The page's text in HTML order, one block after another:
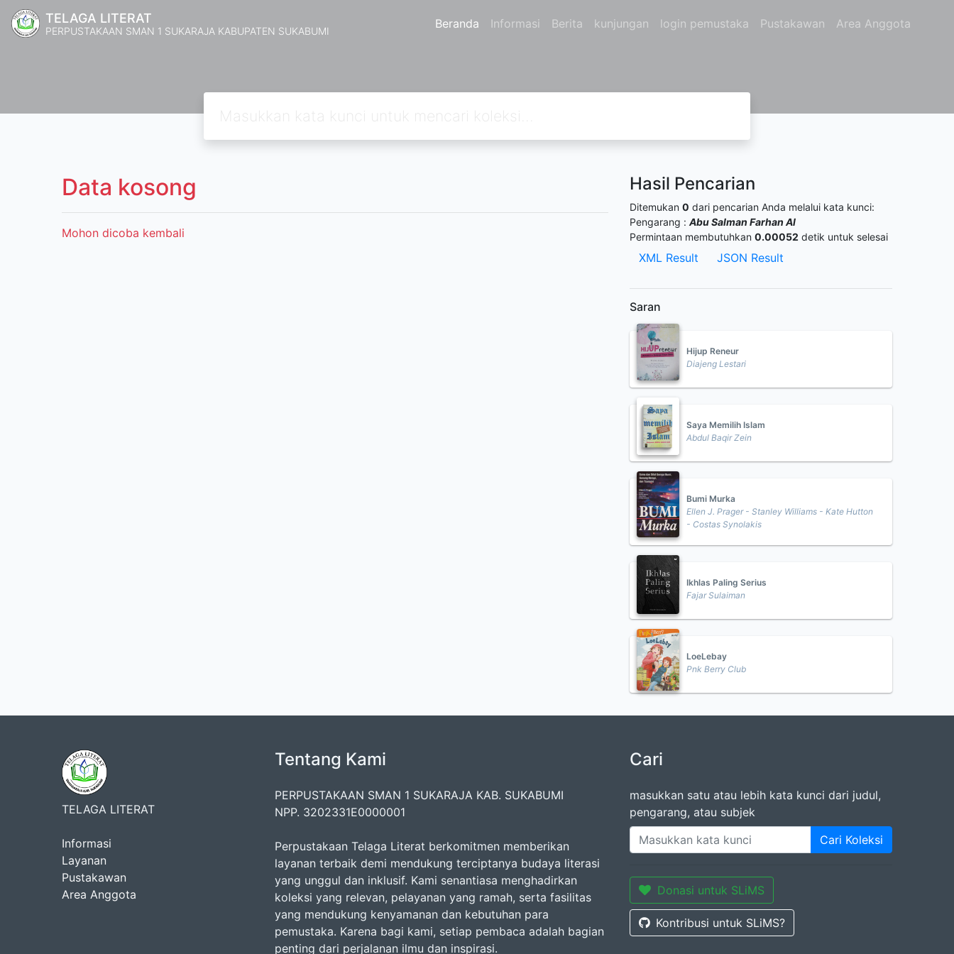
TELAGA LITERAT
PERPUSTAKAAN SMAN 1 SUKARAJA KABUPATEN SUKABUMI Beranda Informasi Berita kunjungan login pemustaka Pustakawan Area Anggota
Data kosong
Mohon dicoba kembali
Hasil Pencarian
Ditemukan 0 dari pencarian Anda melalui kata kunci:
Pengarang : Abu Salman Farhan Al
Permintaan membutuhkan 0.00052 detik untuk selesai
XML Result JSON Result
Saran
Hijup Reneur
Diajeng Lestari
Saya Memilih Islam
Abdul Baqir Zein
Bumi Murka
Ellen J. Prager - Stanley Williams - Kate Hutton
- Costas Synolakis
Ikhlas Paling Serius
Fajar Sulaiman
LoeLebay
Pnk Berry Club
TELAGA LITERAT
Informasi
Layanan
Pustakawan
Area Anggota
Tentang Kami
PERPUSTAKAAN SMAN 1 SUKARAJA KAB. SUKABUMI
NPP. 3202331E0000001
Perpustakaan Telaga Literat berkomitmen memberikan
layanan terbaik demi mendukung terciptanya budaya literasi
yang unggul dan inklusif. Kami senantiasa menghadirkan
koleksi yang relevan, pelayanan yang ramah, serta fasilitas
yang mendukung kenyamanan dan kebutuhan para
pemustaka. Karena bagi kami, setiap pembaca adalah bagian
penting dari perjalanan ilmu dan inspirasi.
Cari
masukkan satu atau lebih kata kunci dari judul,
pengarang, atau subjek
Cari Koleksi
Donasi untuk SLiMS
Kontribusi untuk SLiMS?